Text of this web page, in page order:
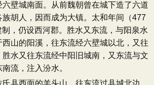
壁城南面。从前魏朝曾在城下造了六道
胡人，因而成为大镇。太和年间（477
，仍设西河郡。胜水又东流，与阳泉水
山的阳溪，往东流经六壁城以北，又往
水又往东流经中阳旧城南，又东流与文
流，注入汾水。
西面的羊头山，往东流过县城北边，